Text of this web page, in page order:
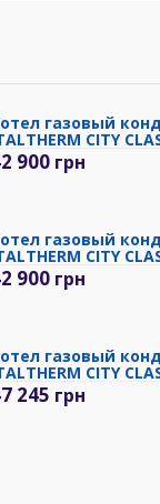
газовый
CITY
900 грн
газовый
CITY
900 грн
газовый
CITY
245 грн